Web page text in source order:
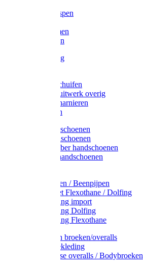
Vijlen / Raspen
Lijmklemmen
Waterpassen
Bouwbeslag
Grendels/schuifen
Hang en sluitwerk overig
Hengen/scharnieren
Scharnieren
Latex handschoenen
Leren handschoenen
PVC / Rubber handschoenen
Katoenen handschoenen
Plukmouwen / Beenpijpen
Reparatieset Flexothane / Dolfing
Regenkleding import
Regenkleding Dolfing
Regenkleding Flexothane
Toebehoren broeken/overalls
Signalisatiekleding
Amerikaanse overalls / Bodybroeken